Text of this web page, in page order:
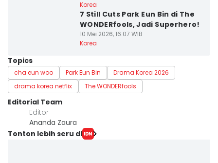
Korea
7 Still Cuts Park Eun Bin di The
WONDERfools, Jadi Superhero!
10 Mei 2026, 16:07 WIB
Korea
Topics
cha eun woo Park Eun Bin
Drama Korea 2026
drama korea netflix
The WONDERfools
Editorial Team
Editor
Ananda Zaura
Tonton lebih seru di